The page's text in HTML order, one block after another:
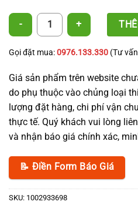
Vòi tưới nhỏ giọt bù áp - Take Apart
Gọi đặt mua:0976.133.330 (Tư
Giá sản phẩm trên website
do phụ thuộc vào chủng loại
lượng đặt hàng, chi phí vận
thực tế. Quý khách vui lòng
và nhận báo giá chính xác,
📝 Điền Form Báo Giá
SKU: 1002933698